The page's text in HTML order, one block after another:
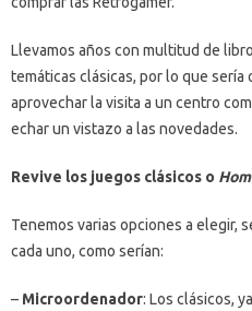
Llevamos años con multitud de
temáticas clásicas, por lo que
aprovechar la visita a un centro
echar un vistazo a las novedades.
Revive los juegos clásicos o
Tenemos varias opciones a elegir,
cada uno, como serían:
– Microordenador: Los clásicos,